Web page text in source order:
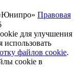
Правовая
для улучшения
файлов cookie.
cookie в